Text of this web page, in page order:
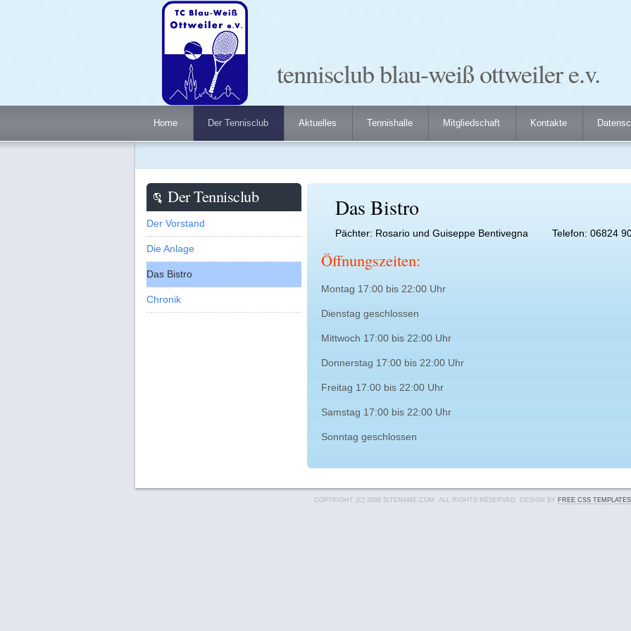
tennisclub blau-weiß ottweiler e.v.
Home Der Tennisclub Aktuelles Tennishalle Mitgliedschaft Kontakte
Das Bistro
Pächter: Rosario und Guiseppe Bentivegna Telefon: 06824
Öffnungszeiten:
Montag 17:00 bis 22:00 Uhr
Dienstag geschlossen
Mittwoch 17:00 bis 22:00 Uhr
Donnerstag 17:00 bis 22:00 Uhr
Freitag 17:00 bis 22:00 Uhr
Samstag 17:00 bis 22:00 Uhr
Sonntag geschlossen
Der Tennisclub
Der Vorstand
Die Anlage
Das Bistro
Chronik
COPYRIGHT (C) 2008 SITENAME.COM. ALL RIGHTS RESERVED. DESIGN BY FREE CSS TEMPLATES